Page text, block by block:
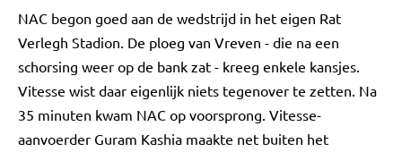
NAC begon goed aan de wedstrijd in het eigen Rat
Verlegh Stadion. De ploeg van Vreven - die na een
schorsing weer op de bank zat - kreeg enkele kansjes.
Vitesse wist daar eigenlijk niets tegenover te zetten. Na
35 minuten kwam NAC op voorsprong. Vitesse-
aanvoerder Guram Kashia maakte net buiten het